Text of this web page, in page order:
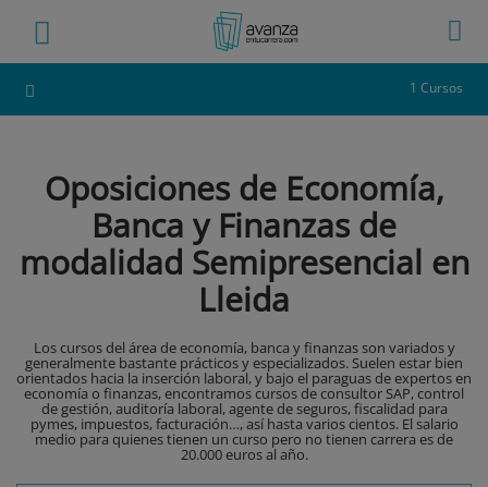
1 Cursos
Oposiciones de Economía,
Banca y Finanzas de
modalidad Semipresencial en
Lleida
Los cursos del área de economía, banca y finanzas son variados y
generalmente bastante prácticos y especializados. Suelen estar bien
orientados hacia la inserción laboral, y bajo el paraguas de expertos en
economía o finanzas, encontramos cursos de consultor SAP, control
de gestión, auditoría laboral, agente de seguros, fiscalidad para
pymes, impuestos, facturación…, así hasta varios cientos. El salario
medio para quienes tienen un curso pero no tienen carrera es de
20.000 euros al año.